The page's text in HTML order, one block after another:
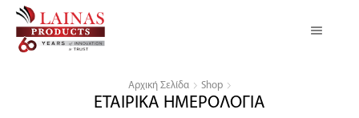
Αρχική Σελίδα Shop
ΕΤΑΙΡΙΚΑ ΗΜΕΡΟΛΟΓΙΑ